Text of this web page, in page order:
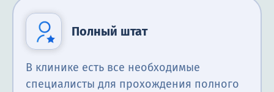
Полный штат
В клинике есть все необходимые
специалисты для прохождения полного